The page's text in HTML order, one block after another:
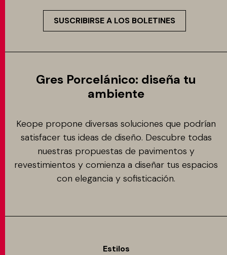
SUSCRIBIRSE A LOS BOLETINES
Gres Porcelánico: diseña tu
ambiente
Keope propone diversas soluciones que podrían
satisfacer tus ideas de diseño. Descubre todas
nuestras propuestas de pavimentos y
revestimientos y comienza a diseñar tus espacios
con elegancia y sofisticación.
Estilos